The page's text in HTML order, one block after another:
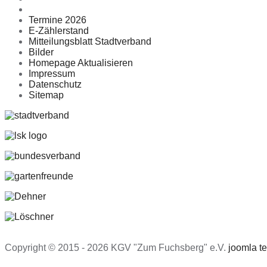
Termine 2026
E-Zählerstand
Mitteilungsblatt Stadtverband
Bilder
Homepage Aktualisieren
Impressum
Datenschutz
Sitemap
Copyright © 2015 - 2026 KGV "Zum Fuchsberg" e.V. joomla